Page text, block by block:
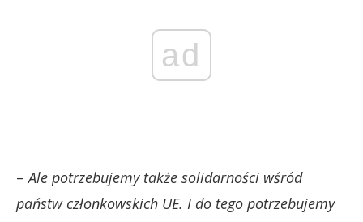
ad
–Ale potrzebujemy także solidarności wśród
państw członkowskich UE. I do tego potrzebujemy